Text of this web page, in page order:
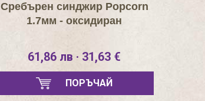
Сребърен синджир Popcorn
1.7мм - оксидиран
61,86 лв · 31,63 €
ПОРЪЧАЙ